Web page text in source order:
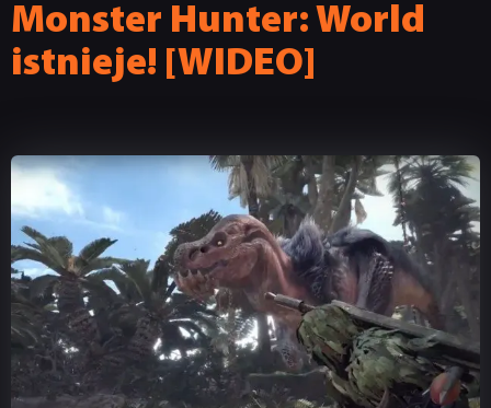
Monster Hunter: World
istnieje! [WIDEO]